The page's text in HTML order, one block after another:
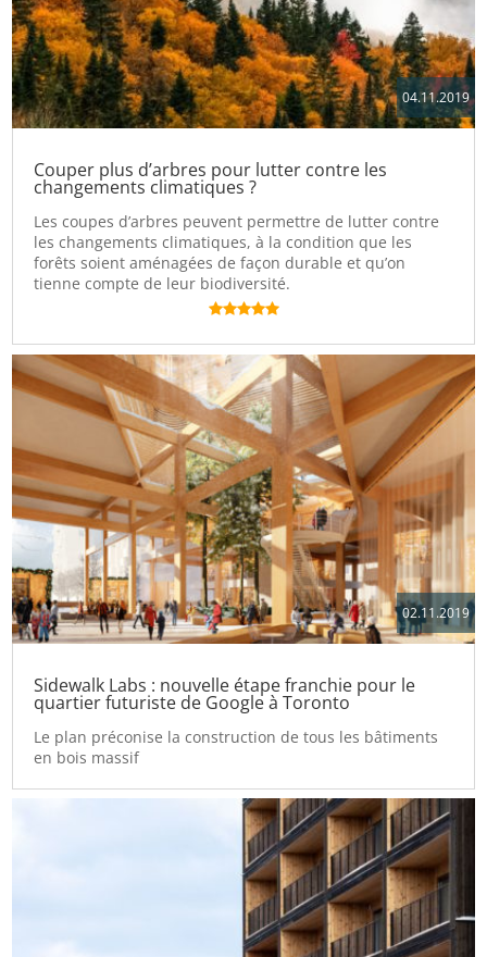
04.11.2019
Couper plus d’arbres pour lutter contre les
changements climatiques ?
Les coupes d’arbres peuvent permettre de lutter contre
les changements climatiques, à la condition que les
forêts soient aménagées de façon durable et qu’on
tienne compte de leur biodiversité.
02.11.2019
Sidewalk Labs : nouvelle étape franchie pour le
quartier futuriste de Google à Toronto
Le plan préconise la construction de tous les bâtiments
en bois massif